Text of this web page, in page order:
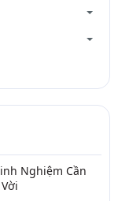
Nghiệm Cần